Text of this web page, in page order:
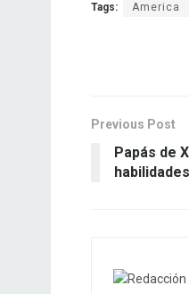
Tags: America
Previous Post
Papás de